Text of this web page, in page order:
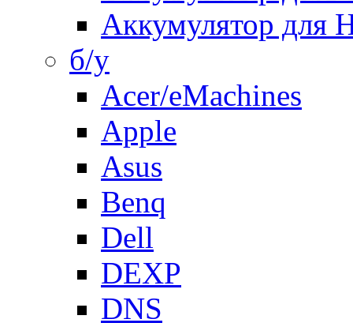
Аккумулятор для
б/у
Acer/eMachines
Apple
Asus
Benq
Dell
DEXP
DNS